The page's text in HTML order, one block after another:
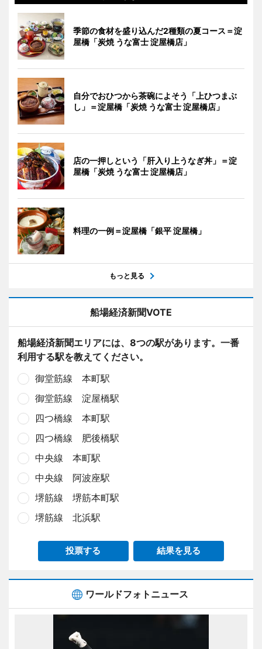
季節の食材を盛り込んだ2種類の夏コース＝淀
屋橋「炭焼 うな富士 淀屋橋店」
自分でおひつから茶碗によそう「上ひつまぶ
し」＝淀屋橋「炭焼 うな富士 淀屋橋店」
店の一押しという「肝入り上うなぎ丼」＝淀
屋橋「炭焼 うな富士 淀屋橋店」
料理の一例＝淀屋橋「銀平 淀屋橋」
もっと見る
船場経済新聞VOTE
船場経済新聞エリアには、8つの駅があります。一番
利用する駅を教えてください。
御堂筋線 本町駅
御堂筋線 淀屋橋駅
四つ橋線 本町駅
四つ橋線 肥後橋駅
中央線 本町駅
中央線 阿波座駅
堺筋線 堺筋本町駅
堺筋線 北浜駅
投票する 結果を見る
ワールドフォトニュース